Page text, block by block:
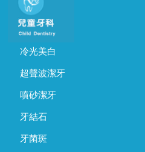
冷光美白
超聲波潔牙
噴砂潔牙
牙結石
牙菌斑